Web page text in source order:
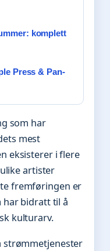
komplett
Press & Pan-
som har
mest
eksisterer i flere
artister
fremføringen er
har bidratt til å
kulturarv.
strømmetjenester